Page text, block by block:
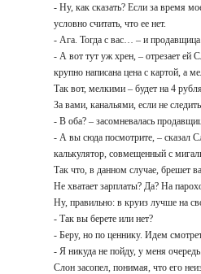
- Ну, как сказать? Если за время
условно считать, что ее нет.
- Ага. Тогда с вас… – и
- А вот тут уж хрен, – отрезает
крупно написана цена с картой, а
Так вот, мелкими – будет на 4
За вами, канальями, если не
- В оба? – засомневалась
- А вы сюда посмотрите, – сказал
калькулятор, совмещенный с
Так что, в данном случае, брешет
Не хватает зарплаты? Да? На
Ну, правильно: в круиз лучше на
- Так вы берете или нет?
- Беру, но по ценнику. Идем
- Я никуда не пойду, у меня
Слон засопел, понимая, что его